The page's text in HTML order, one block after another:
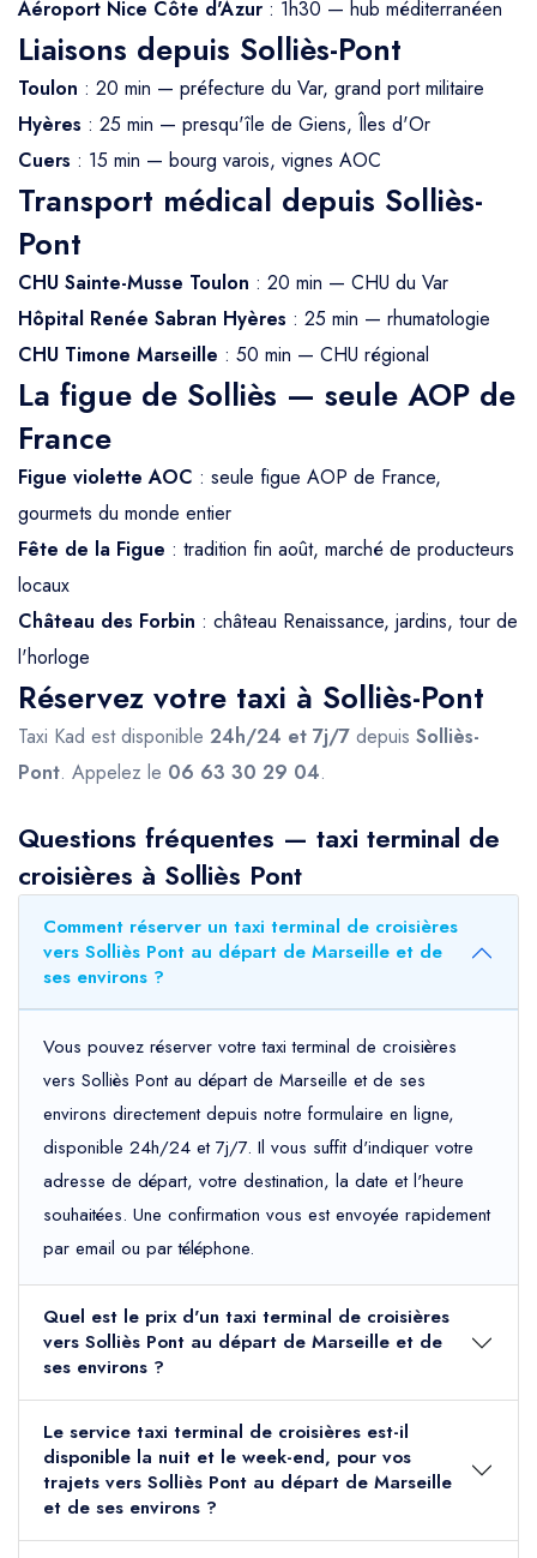
Aéroport Nice Côte d'Azur : 1h30 — hub méditerranéen
Liaisons depuis Solliès-Pont
Toulon : 20 min — préfecture du Var, grand port militaire
Hyères : 25 min — presqu'île de Giens, Îles d'Or
Cuers : 15 min — bourg varois, vignes AOC
Transport médical depuis Solliès-
Pont
CHU Sainte-Musse Toulon : 20 min — CHU du Var
Hôpital Renée Sabran Hyères : 25 min — rhumatologie
CHU Timone Marseille : 50 min — CHU régional
La figue de Solliès — seule AOP de
France
Figue violette AOC : seule figue AOP de France,
gourmets du monde entier
Fête de la Figue : tradition fin août, marché de producteurs
locaux
Château des Forbin : château Renaissance, jardins, tour de
l'horloge
Réservez votre taxi à Solliès-Pont
Taxi Kad est disponible 24h/24 et 7j/7 depuis Solliès-
Pont. Appelez le 06 63 30 29 04.
Questions fréquentes — taxi terminal de
croisières à Solliès Pont
Comment réserver un taxi terminal de croisières
vers Solliès Pont au départ de Marseille et de
ses environs ?
Vous pouvez réserver votre taxi terminal de croisières
vers Solliès Pont au départ de Marseille et de ses
environs directement depuis notre formulaire en ligne,
disponible 24h/24 et 7j/7. Il vous suffit d'indiquer votre
adresse de départ, votre destination, la date et l'heure
souhaitées. Une confirmation vous est envoyée rapidement
par email ou par téléphone.
Quel est le prix d'un taxi terminal de croisières
vers Solliès Pont au départ de Marseille et de
ses environs ?
Le service taxi terminal de croisières est-il
disponible la nuit et le week-end, pour vos
trajets vers Solliès Pont au départ de Marseille
et de ses environs ?